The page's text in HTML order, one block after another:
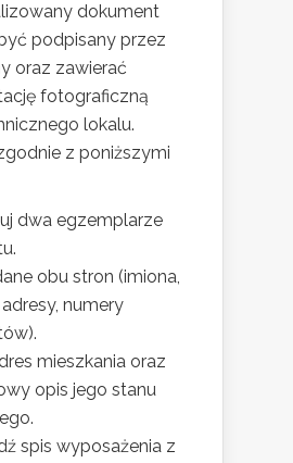
dokument
podpisany przez
oraz zawierać
fotograficzną
lokalu.
z poniższymi
dwa egzemplarze
obu stron (imiona,
numery
mieszkania oraz
opis jego stanu
spis wyposażenia z